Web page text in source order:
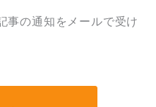
事の通知をメールで受け